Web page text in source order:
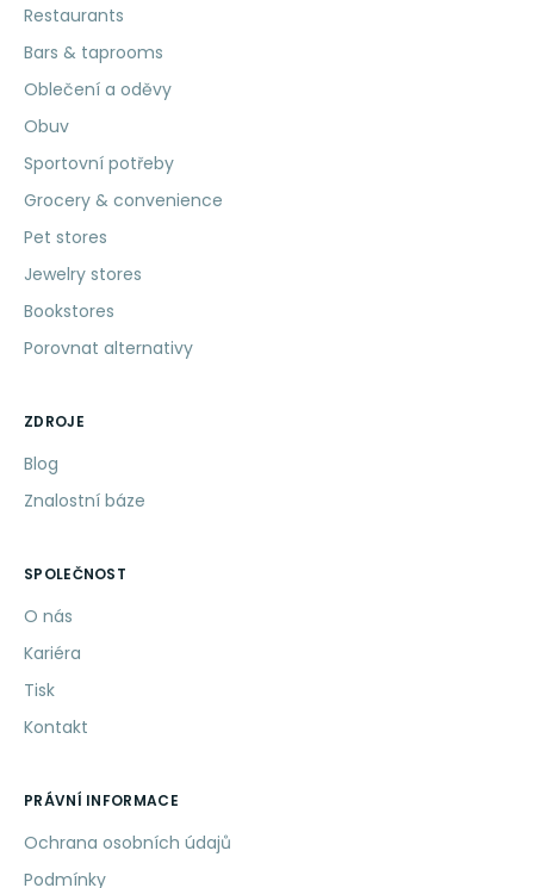
Restaurants
Bars & taprooms
Oblečení a oděvy
Obuv
Sportovní potřeby
Grocery & convenience
Pet stores
Jewelry stores
Bookstores
Porovnat alternativy
ZDROJE
Blog
Znalostní báze
SPOLEČNOST
O nás
Kariéra
Tisk
Kontakt
PRÁVNÍ INFORMACE
Ochrana osobních údajů
Podmínky